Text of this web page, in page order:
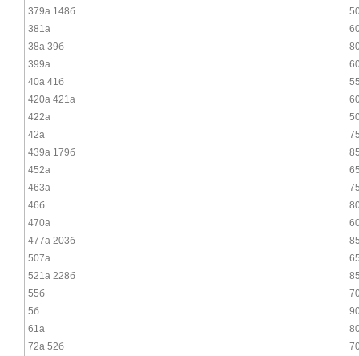
379а 148б
381а
38а 39б
399а
40а 41б
420а 421а
422а
42а
439а 179б
452а
463а
46б
470а
477а 203б
507а
521а 228б
55б
5б
61а
72а 52б